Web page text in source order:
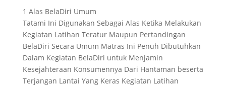
1 Alas BelaDiri Umum
Tatami Ini Digunakan Sebagai Alas Ketika Melakukan
Kegiatan Latihan Teratur Maupun Pertandingan
BelaDiri Secara Umum Matras Ini Penuh Dibutuhkan
Dalam Kegiatan BelaDiri untuk Menjamin
Kesejahteraan Konsumennya Dari Hantaman beserta
Terjangan Lantai Yang Keras Kegiatan Latihan